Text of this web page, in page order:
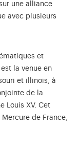
une alliance
avec plusieurs
et
la venue en
et illinois, à
de la
Louis XV. Cet
de France,